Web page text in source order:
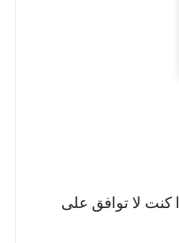
كنت لا توافق على